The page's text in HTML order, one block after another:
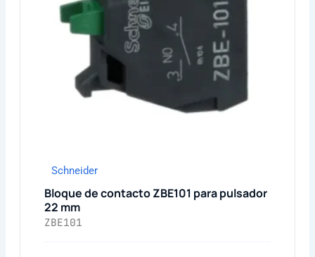
Schneider
Bloque de contacto ZBE101 para pulsador
22 mm
ZBE101